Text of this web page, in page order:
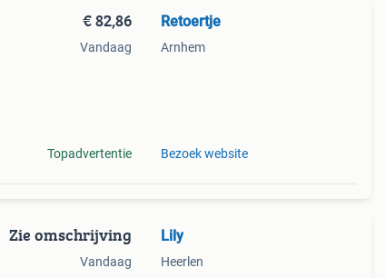
€ 82,86
Vandaag
Topadvertentie
Retoertje
Arnhem
Bezoek website
Zie omschrijving
Vandaag
Lily
Heerlen